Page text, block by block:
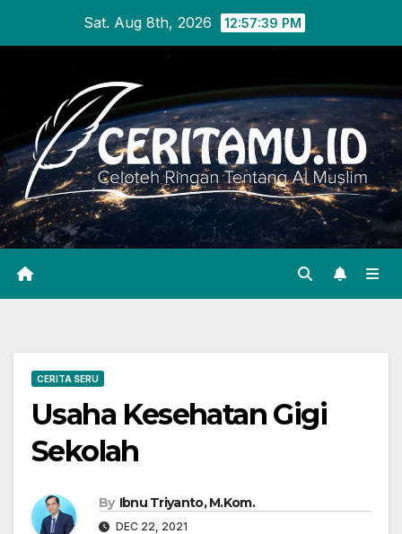
Sat. Aug 8th, 2026 12:57:40 PM
CERITA SERU
Usaha Kesehatan Gigi
Sekolah
By Ibnu Triyanto, M.Kom.
DEC 22, 2021